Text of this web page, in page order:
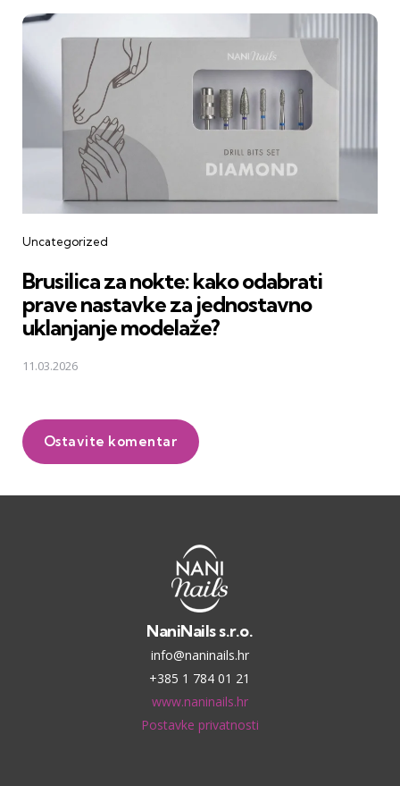
Uncategorized
Brusilica za nokte: kako odabrati
prave nastavke za jednostavno
uklanjanje modelaže?
11.03.2026
Ostavite komentar
NaniNails s.r.o.
info@naninails.hr
+385 1 784 01 21
www.naninails.hr
Postavke privatnosti